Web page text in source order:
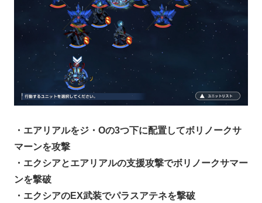
・エアリアルをジ・Oの3つ下に配置してボリノークサ
マーンを攻撃
・エクシアとエアリアルの支援攻撃でボリノークサマー
ンを撃破
・エクシアのEX武装でパラスアテネを撃破